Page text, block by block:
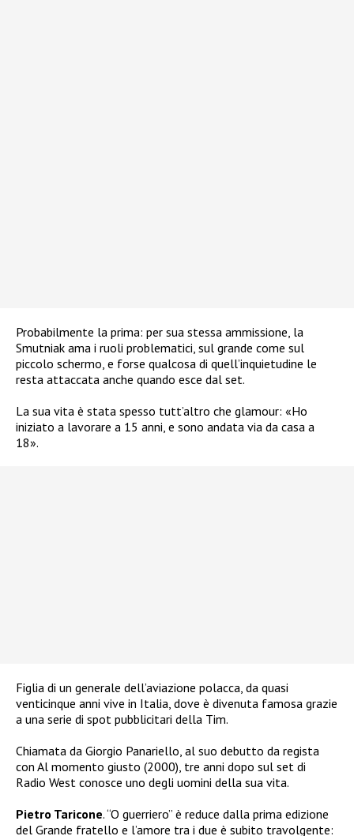
Probabilmente la prima: per sua stessa ammissione, la
Smutniak ama i ruoli problematici, sul grande come sul
piccolo schermo, e forse qualcosa di quell’inquietudine le
resta attaccata anche quando esce dal set.
La sua vita è stata spesso tutt’altro che glamour: «Ho
iniziato a lavorare a 15 anni, e sono andata via da casa a
18».
Figlia di un generale dell’aviazione polacca, da quasi
venticinque anni vive in Italia, dove è divenuta famosa grazie
a una serie di spot pubblicitari della Tim.
Chiamata da Giorgio Panariello, al suo debutto da regista
con Al momento giusto (2000), tre anni dopo sul set di
Radio West conosce uno degli uomini della sua vita.
Pietro Taricone. “O guerriero” è reduce dalla prima edizione
del Grande fratello e l’amore tra i due è subito travolgente: